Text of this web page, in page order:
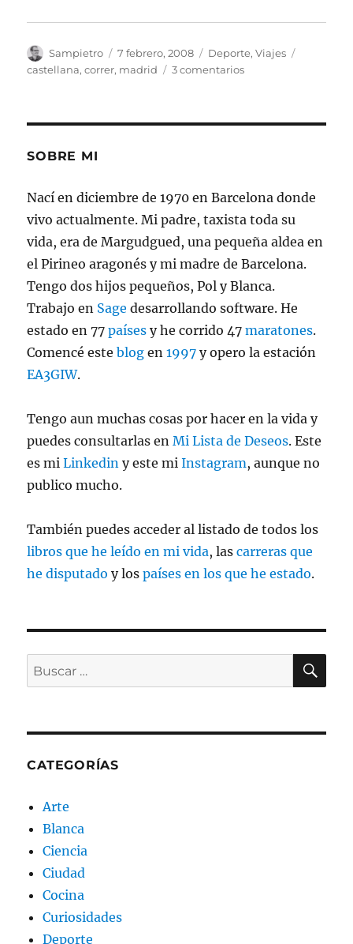
Autor
Sampietro
Publicado
el
7 febrero, 2008 Categorías
Deporte,Viajes
castellana,correr, madrid 3 comentariosen
SOBRE MI
Nací en diciembre de 1970 en Barcelona donde
vivo actualmente. Mi padre, taxista toda su
vida, era de Margudgued, una pequeña aldea en
el Pirineo aragonés y mi madre de Barcelona.
Tengo dos hijos pequeños, Pol y Blanca.
Trabajo en Sage desarrollando software. He
estado en 77países y he corrido 47maratones.
Comencé esteblog en1997 y opero la estación
EA3GIW.
Tengo aun muchas cosas por hacer en la vida y
puedes consultarlas enMi Lista de Deseos. Este
es miLinkedin y este miInstagram, aunque no
publico mucho.
También puedes acceder al listado de todos los
libros que he leído en mi vida, lascarreras que
he disputado y lospaíses en los que he estado.
Buscar
por:
CATEGORÍAS
Arte
Blanca
Ciencia
Ciudad
Cocina
Curiosidades
Deporte